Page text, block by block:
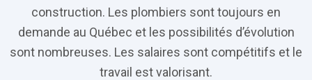
construction. Les plombiers sont toujours en
demande au Québec et les possibilités d’évolution
sont nombreuses. Les salaires sont compétitifs et le
travail est valorisant.